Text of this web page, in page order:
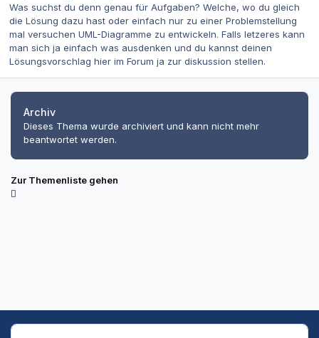
Was suchst du denn genau für Aufgaben? Welche, wo du gleich
die Lösung dazu hast oder einfach nur zu einer Problemstellung
mal versuchen UML-Diagramme zu entwickeln. Falls letzeres kann
man sich ja einfach was ausdenken und du kannst deinen
Lösungsvorschlag hier im Forum ja zur diskussion stellen.
Archiv
Dieses Thema wurde archiviert und kann nicht mehr
beantwortet werden.
Zur Themenliste gehen